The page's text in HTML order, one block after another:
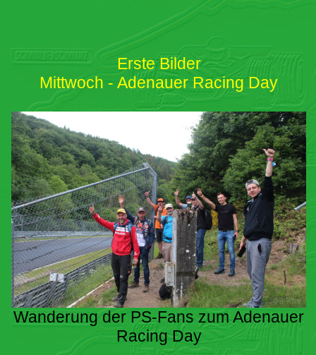
Erste Bilder
Mittwoch - Adenauer Racing Day
Wanderung der PS-Fans zum Adenauer
Racing Day